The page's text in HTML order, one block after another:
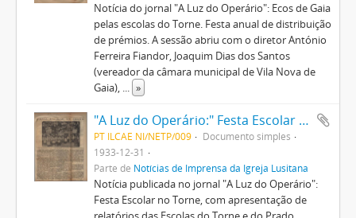
Notícia do jornal "A Luz do Operário": Ecos de Gaia
pelas escolas do Torne. Festa anual de distribuição
de prémios. A sessão abriu com o diretor António
Ferreira Fiandor, Joaquim Dias dos Santos
(vereador da câmara municipal de Vila Nova de
Gaia), ... »
"A Luz do Operário:" Festa Escolar no Torne
PT ILCAE NI/NETP/009
Documento simples
1933-12-31
Parte de Notícias de Imprensa da Igreja Lusitana
Notícia publicada no jornal "A Luz do Operário":
Festa Escolar no Torne, com apresentação de